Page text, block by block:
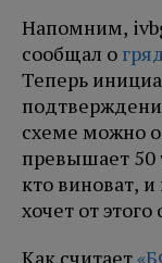
Напомним,
сообщал о
Теперь
схеме можно
превышает 50
кто виноват,
хочет от этого